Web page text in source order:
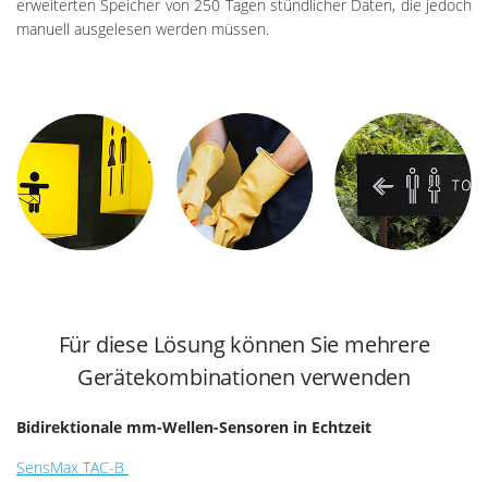
erweiterten Speicher von 250 Tagen stündlicher Daten, die jedoch
manuell ausgelesen werden müssen.
Für diese Lösung können Sie mehrere
Gerätekombinationen verwenden
Bidirektionale mm-Wellen-Sensoren in Echtzeit
SensMax TAC-B